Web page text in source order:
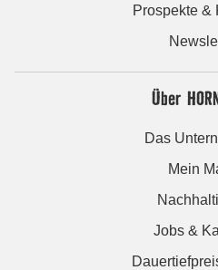
Prospekte &
Über
Das
Mein
Jobs &